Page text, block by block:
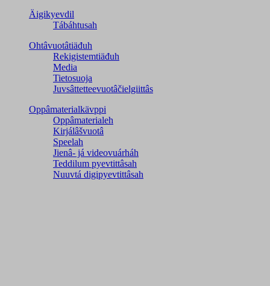
Äigikyevdil
Tábáhtusah
Ohtâvuotâtiäđuh
Rekigistemtiäđuh
Media
Tietosuoja
Juvsâttetteevuotâčielgiittâs
Oppâmaterialkävppi
Oppâmaterialeh
Kirjálâšvuotâ
Speelah
Jienâ- já videovuárháh
Teddilum pyevtittâsah
Nuuvtá digipyevtittâsah